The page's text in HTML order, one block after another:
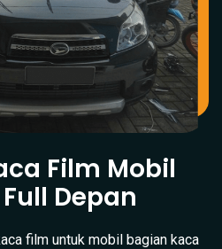
Film Mobil
Full Depan
film untuk mobil bagian kaca